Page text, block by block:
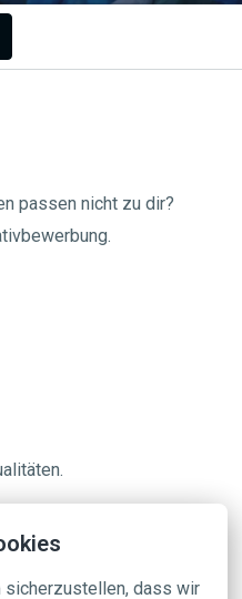
sicherzustellen, dass wir
passen nicht zu dir?